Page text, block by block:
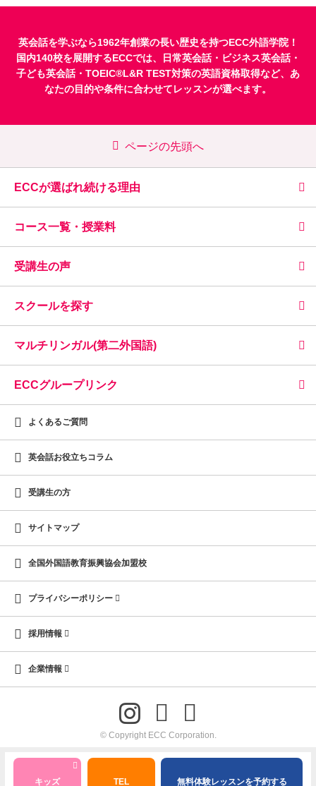
キッズ TEL 無料体験レッスンを予約する
英会話を学ぶなら1962年創業の長い歴史を持つECC外語学院！
国内140校を展開するECCでは、
日常英会話・ ビジネス英会話・
子ども英会話・ TOEIC®L&R TEST対策の英語資格取得など、あ
なたの目的や条件に合わせてレッスンが選べます。
ページの先頭へ
ECCが選ばれ続ける理由
コース一覧・授業料
受講生の声
スクールを探す
マルチリンガル(第二外国語)
ECCグループリンク
よくあるご質問
英会話お役立ちコラム
受講生の方
サイトマップ
全国外国語教育振興協会加盟校
プライバシーポリシー
採用情報
企業情報
© Copyright ECC Corporation.